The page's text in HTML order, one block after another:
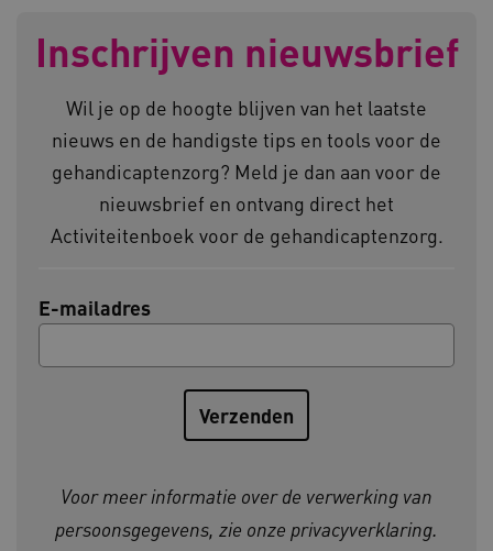
Inschrijven nieuwsbrief
Wil je op de hoogte blijven van het laatste
nieuws en de handigste tips en tools voor de
gehandicaptenzorg? Meld je dan aan voor de
nieuwsbrief en ontvang direct het
Activiteitenboek voor de gehandicaptenzorg.
E-mailadres
Voor meer informatie over de verwerking van
persoonsgegevens, zie onze privacyverklaring.
CookieScriptConsent
CookieScript
www.kennispleingehandicaptensector.nl